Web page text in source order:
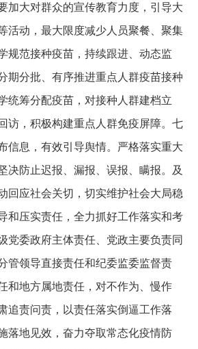
加大对群众的宣传教育力度，引导大
活动，最大限度减少人员聚餐、聚集
规范接种疫苗，持续跟进、动态监
期分批、有序推进重点人群疫苗接种
统筹分配疫苗，对接种人群建档立
访，积极构建重点人群免疫屏障。七
信息，有效引导舆情。严格落实重大
决防止迟报、漏报、误报、瞒报。及
回应社会关切，切实维护社会大局稳
和压实责任，全力抓好工作落实和考
党委政府主体责任、党政主要负责同
管领导直接责任和纪委监委监督责
和地方属地责任，对不作为、慢作
追责问责，以责任落实倒逼工作落
落地见效，奋力夺取常态化疫情防